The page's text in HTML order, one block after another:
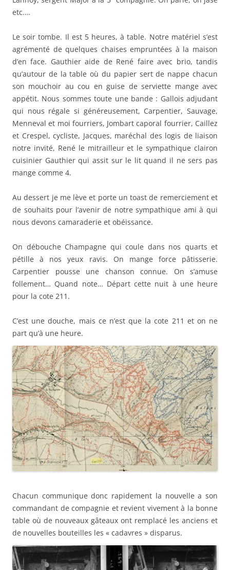
etc.…
Le soir tombe. Il est 5 heures, à table. Notre matériel s’est
agrémenté de quelques chaises empruntées à la maison
d’en face. Gauthier aide de René faire avec brio, tandis
qu’autour de la table où du papier sert de nappe chacun
son mouchoir au cou en guise de serviette mange avec
appétit. Nous sommes toute une bande : Gallois adjudant
qui nous régale si généreusement, Carpentier, Sauvage,
Menneval et moi fourriers, Jombart caporal fourrier, Caillez
et Crespel, cycliste, Jacques, maréchal des logis de liaison
notre invité, René le mitrailleur et le sympathique clairon
cuisinier Gauthier qui assit sur le lit quand il ne sers pas
mange comme 4.
Au dessert je me lève et porte un toast de remerciement et
de souhaits pour l’avenir de notre sympathique ami à qui
nous devons camaraderie et obéissance.
On débouche Champagne qui coule dans nos quarts et
pétille à nos yeux ravis. On mange force pâtisserie.
Carpentier pousse une chanson connue. On s’amuse
follement… Quand note… Départ cette nuit à une heure
pour la cote 211.
C’est une douche, mais ce n’est que la cote 211 et on ne
part qu’à une heure.
Chacun communique donc rapidement la nouvelle a son
commandant de compagnie et revient vivement à la bonne
table où de nouveaux gâteaux ont remplacé les anciens et
de nouvelles bouteilles les « cadavres » disparus.